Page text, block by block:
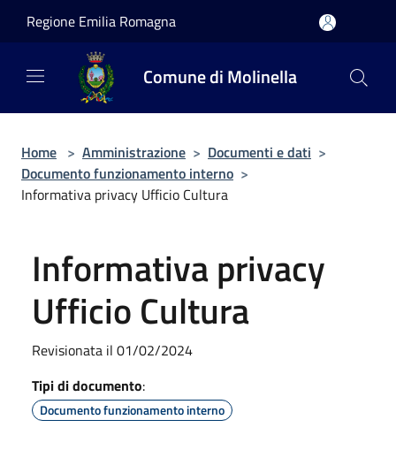
Regione Emilia Romagna
Comune di Molinella
Home > Amministrazione > Documenti e dati >
Documento funzionamento interno >
Informativa privacy Ufficio Cultura
Informativa privacy
Ufficio Cultura
Revisionata il 01/02/2024
Tipi di documento:
Documento funzionamento interno